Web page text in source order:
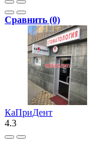
Сравнить (0)
КаПриДент
4.3